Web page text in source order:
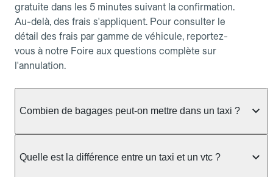
gratuite dans les 5 minutes suivant la confirmation.
Au-delà, des frais s'appliquent. Pour consulter le
détail des frais par gamme de véhicule, reportez-
vous à notre Foire aux questions complète sur
l'annulation.
Combien de bagages peut-on mettre dans un taxi ?
taxi berline accueille en général jusqu'à 3 bagages
Quelle est la différence entre un taxi et un vtc ?